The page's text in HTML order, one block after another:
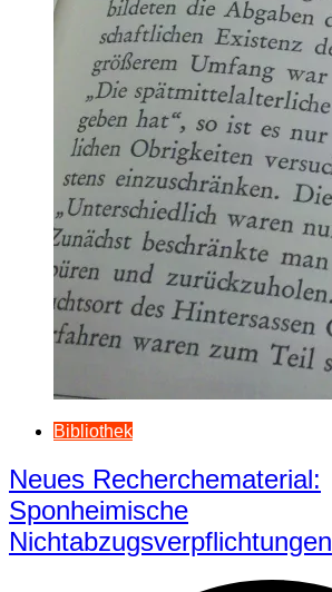
Bibliothek
Neues Recherchematerial:
Sponheimische
Nichtabzugsverpflichtungen